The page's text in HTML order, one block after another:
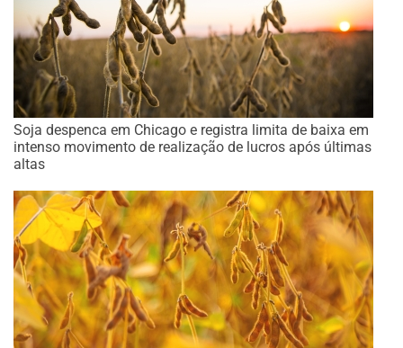
Soja despenca em Chicago e registra limita de baixa em
intenso movimento de realização de lucros após últimas
altas